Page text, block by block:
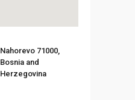
Nahorevo 71000,
Bosnia and
Herzegovina